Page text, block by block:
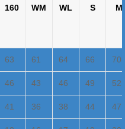
160 WM WL S M
63 61 64 66 70
46 43 46 49 52
41 36 38 44 47